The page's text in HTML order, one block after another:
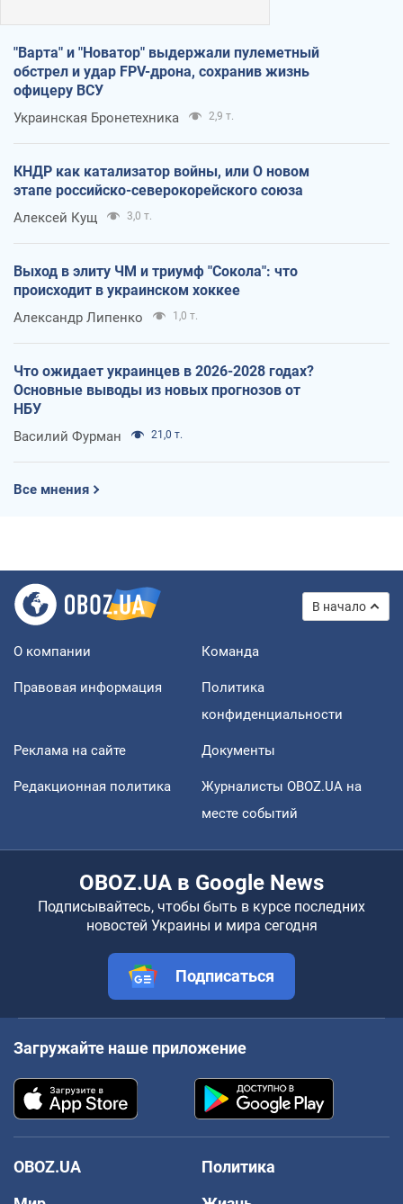
"Варта" и "Новатор" выдержали пулеметный
обстрел и удар FPV-дрона, сохранив жизнь
офицеру ВСУ
Украинская Бронетехника 2,9 т.
КНДР как катализатор войны, или О новом
этапе российско-северокорейского союза
Алексей Кущ 3,0 т.
Выход в элиту ЧМ и триумф "Сокола": что
происходит в украинском хоккее
Александр Липенко 1,0 т.
Что ожидает украинцев в 2026-2028 годах?
Основные выводы из новых прогнозов от
НБУ
Василий Фурман 21,0 т.
Все мнения
В начало
О компании Команда
Правовая информация
Политика
конфиденциальности
Реклама на сайте Документы
Редакционная политика
Журналисты OBOZ.UA на
месте событий
OBOZ.UA в Google News
Подписывайтесь, чтобы быть в курсе последних
новостей Украины и мира сегодня
Подписаться
Загружайте наше приложение
OBOZ.UA
Политика